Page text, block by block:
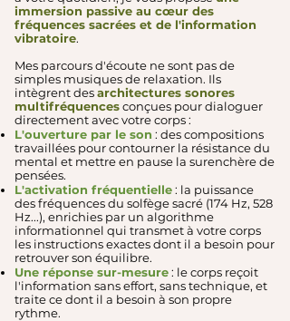
immersion passive au cœur des
fréquences sacrées et de l'information
vibratoire.
Mes parcours d'écoute ne sont pas de
simples musiques de relaxation. Ils
intègrent desarchitectures sonores
multifréquencesconçues pour dialoguer
directement avec votre corps :
L'ouverture par le son : des compositions
travaillées pour contourner la résistance du
mental et mettre en pause la surenchère de
pensées.
L'activation fréquentielle: la puissance
des fréquences du solfège sacré (174 Hz, 528
Hz...), enrichies par un algorithme
informationnel qui transmet à votre corps
les instructions exactes dont il a besoin pour
retrouver son équilibre.
Une réponse sur-mesure: le corps reçoit
l'information sans effort, sans technique, et
traite ce dont il a besoin à son propre
rythme.